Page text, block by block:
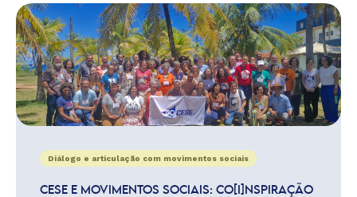
Diálogo e articulação com movimentos sociais
CESE E MOVIMENTOS SOCIAIS: CO[I]NSPIRAÇÃO